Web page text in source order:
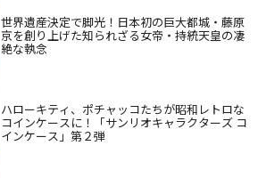
世界遺産決定で脚光！日本初の巨大都城・藤原
京を創り上げた知られざる女帝・持統天皇の凄
絶な執念
ハローキティ、ポチャッコたちが昭和レトロな
コインケースに！「サンリオキャラクターズ コ
インケース」第２弾